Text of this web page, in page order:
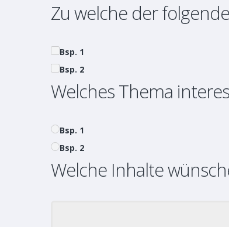
Zu welche der
Bsp. 1
Bsp. 2
Welches Thema
Bsp. 1
Bsp. 2
Welche Inhalte